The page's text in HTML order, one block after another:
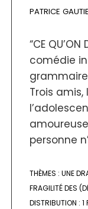
PATRICE
“CE QU’ON
comédie
Trois
personne
THÈMES : UNE
FRAGILITÉ DES
DISTRIBUTION : 1